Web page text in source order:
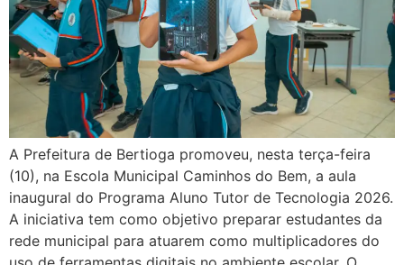
A Prefeitura de Bertioga promoveu, nesta terça-feira
(10), na Escola Municipal Caminhos do Bem, a aula
inaugural do Programa Aluno Tutor de Tecnologia 2026.
A iniciativa tem como objetivo preparar estudantes da
rede municipal para atuarem como multiplicadores do